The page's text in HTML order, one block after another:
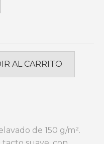
AL CARRITO
de 150 g/m².